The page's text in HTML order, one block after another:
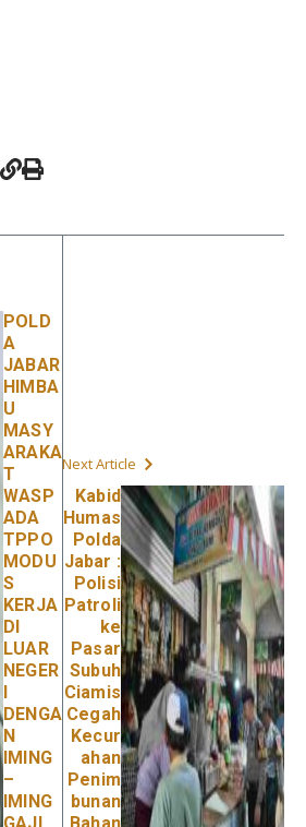
POLD
A
JABAR
HIMBA
U
MASY
ARAKA
T
WASP
ADA
TPPO
MODU
S
KERJA
DI
LUAR
NEGER
DENGA
N
IMING
–
IMING
Next Article
Kabid
Humas
Polda
Jabar :
Polisi
Patroli
ke
Pasar
Subuh
Ciamis
Cegah
Kecur
ahan
Penim
bunan